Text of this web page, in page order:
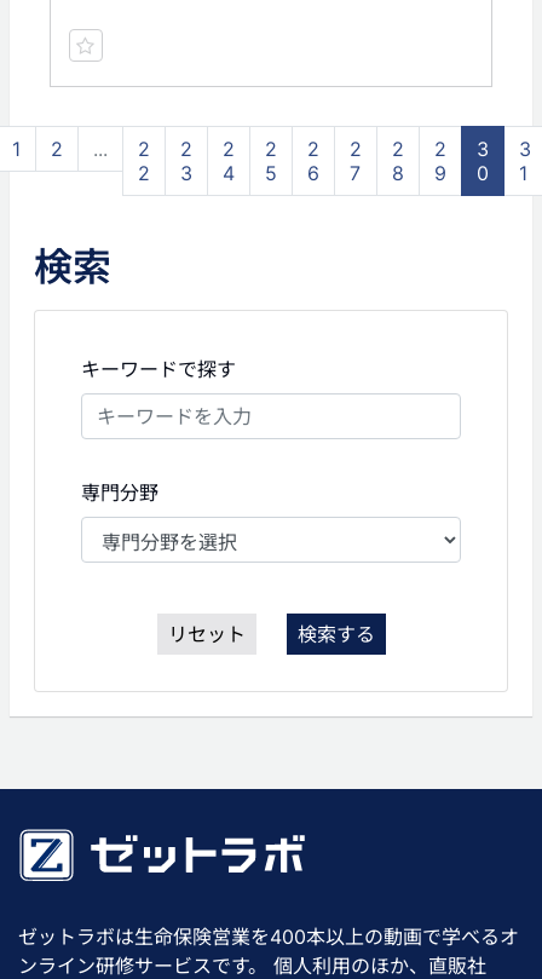
1 2 ...
2
2
2
3
2
4
2
5
2
6
2
7
2
8
2
9
3
0
3
1
検索
キーワードで探す
専門分野
リセット 検索する
ゼットラボは生命保険営業を400本以上の動画で学べるオ
ンライン研修サービスです。 個人利用のほか、直販社